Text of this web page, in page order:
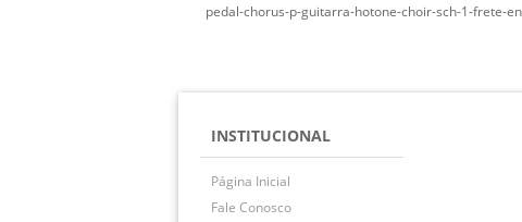
pedal-chorus-p-guitarra-hotone-choir-sch-1-frete-
INSTITUCIONAL
Página Inicial
Fale Conosco